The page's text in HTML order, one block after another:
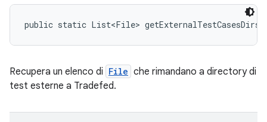
public static List<File> getExternalTestCasesDirs
Recupera un elenco di File che rimandano a directory di
test esterne a Tradefed.